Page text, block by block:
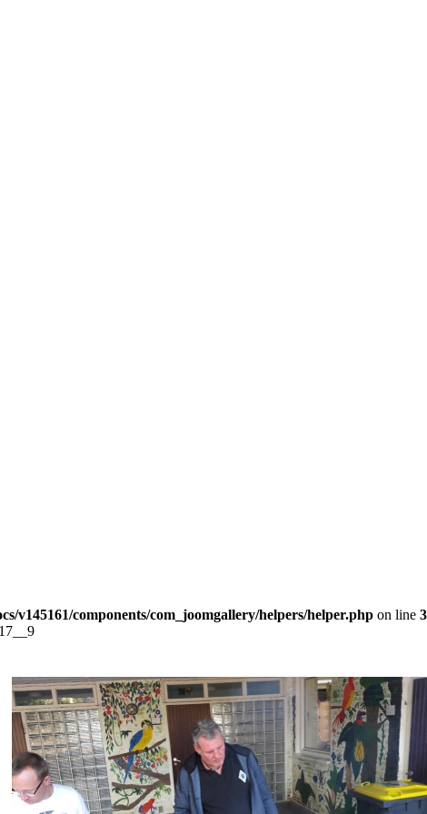
v145161/components/com_joomgallery/helpers/helper.php on line